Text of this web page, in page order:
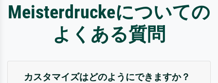
Meisterdruckeについての
よくある質問
カスタマイズはどのようにできますか？